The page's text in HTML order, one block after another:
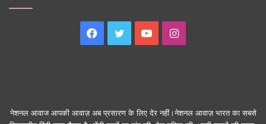
Facebook
Twitter YouTubeInstagram
नेशनल आवाज आपकी आवाज़ अब प्रसारण के लिए देर नहीं।नेशनल आवाज़ भारत का सबसे